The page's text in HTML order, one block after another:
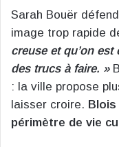
Sarah Bouër
image trop rapide
creuse et qu’on
des trucs à faire. »
: la ville propose
laisser croire. Blois
périmètre de vie